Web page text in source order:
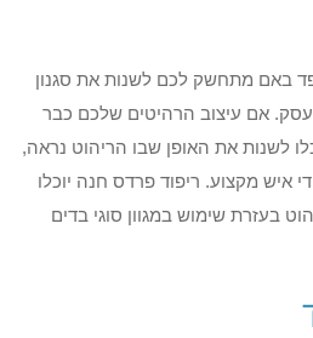
באם מתחשק לכם לשנות את סגנון
אם עיצוב הרהיטים שלכם כבר
לשנות את האופן שבו הריהוט נראה,
איש מקצוע. ריפוד פרדס חנה יוכלו
בעזרת שימוש במגוון סוגי בדים